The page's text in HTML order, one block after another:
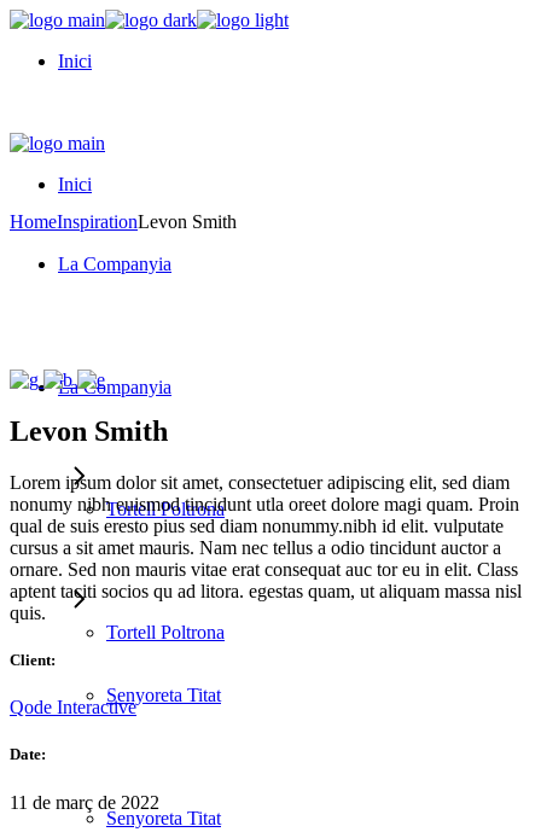
Skip
Inici
La Companyia
Tortell Poltrona
Senyoreta Titat
Inici
La Companyia
Tortell Poltrona
Senyoreta Titat
HomeInspirationLevon Smith
Levon Smith
Lorem ipsum dolor sit amet, consectetuer adipiscing elit, sed diam
nonumy nibh euismod tincidunt utla oreet dolore magi quam. Proin
qual de suis eresto pius sed diam nonummy.nibh id elit. vulputate
cursus a sit amet mauris. Nam nec tellus a odio tincidunt auctor a
ornare. Sed non mauris vitae erat consequat auc tor eu in elit. Class
aptent taciti socios qu ad litora. egestas quam, ut aliquam massa nisl
quis.
Client:
Qode Interactive
Date:
11 de març de 2022